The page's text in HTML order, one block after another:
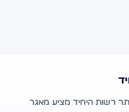
רשות היחיד מציע מאגר